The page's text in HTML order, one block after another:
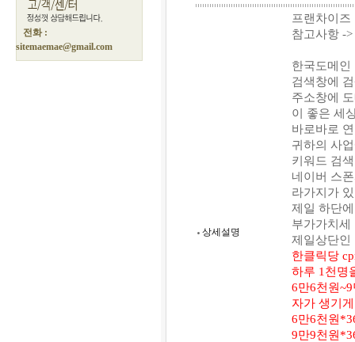
전화 :
sitemaemae@gmail.com
상세설명
프랜차이즈
참고사항 -
한국도메인
검색창에
주소창에
이 좋은 세
바로바로
귀하의 사
키워드 검
네이버 스
라가지가
제일 하단
부가가치세
제일상단인
한클릭당
하루 1천명
6만6천원
자가 생기
6만6천원
9만9천원